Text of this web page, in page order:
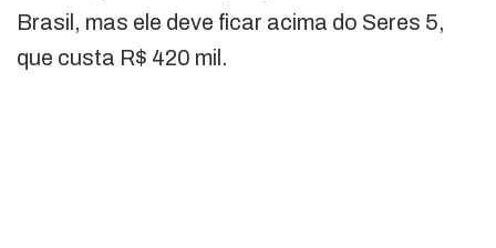
Brasil, mas ele deve ficar acima do Seres 5,
que custa R$ 420 mil.